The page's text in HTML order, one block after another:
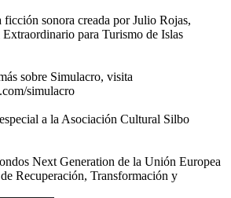
ficción sonora creada por Julio Rojas,
para Turismo de Islas
sobre Simulacro, visita
simulacro
a la Asociación Cultural Silbo
Next Generation de la Unión Europea
Recuperación, Transformación y